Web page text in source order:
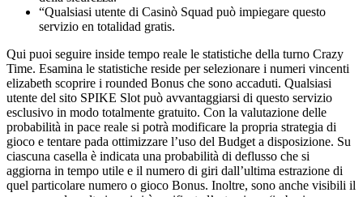
“Qualsiasi utente di Casinò Squad può impiegare questo
servizio en totalidad gratis.
Qui puoi seguire inside tempo reale le statistiche della turno Crazy
Time. Esamina le statistiche reside per selezionare i numeri vincenti
elizabeth scoprire i rounded Bonus che sono accaduti. Qualsiasi
utente del sito SPIKE Slot può avvantaggiarsi di questo servizio
esclusivo in modo totalmente gratuito. Con la valutazione delle
probabilità in pace reale si potrà modificare la propria strategia di
gioco e tentare pada ottimizzare l’uso del Budget a disposizione. Su
ciascuna casella è indicata una probabilità di deflusso che si
aggiorna in tempo utile e il numero di giri dall’ultima estrazione di
quel particolare numero o gioco Bonus. Inoltre, sono anche visibili il